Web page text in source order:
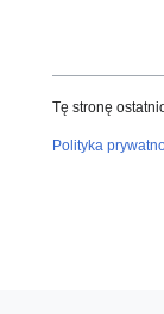
Tę stronę
Polityka